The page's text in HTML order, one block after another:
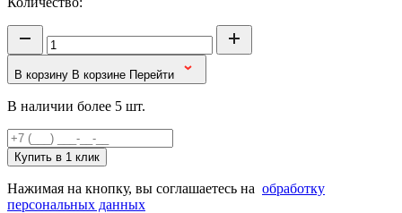
В корзину В корзине Перейти
В наличии более 5 шт.
Купить в 1 клик
Нажимая на кнопку, вы соглашаетесь на обработку
персональных данных